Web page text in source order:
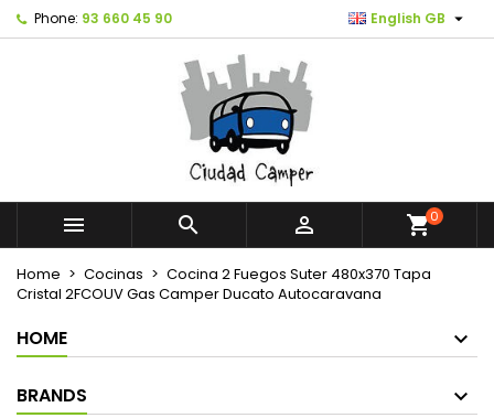
Phone: 93 660 45 90 English GB 
   shopping_cart0
Home Cocinas
Cocina 2 Fuegos Suter 480x370 Tapa
Cristal 2FCOUV Gas Camper Ducato Autocaravana
HOME
BRANDS